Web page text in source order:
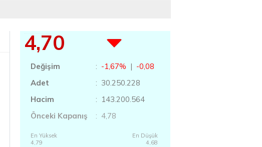
4,70
Değişim : -1,67% | -0,08
Adet
: 30.250.228
Hacim
: 143.200.564
Önceki Kapanış
: 4,78
En Yüksek
4,79
En Düşük
4,68